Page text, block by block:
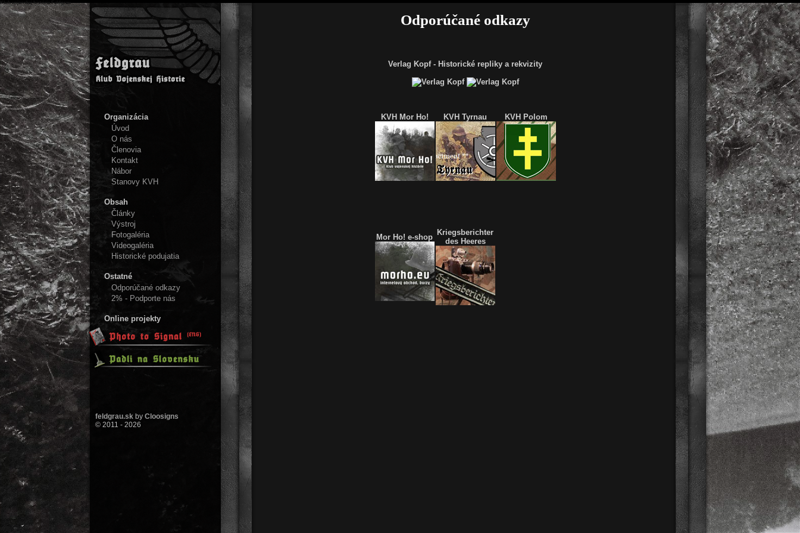
Klub vojenskej histórie Feldgrau
Organizácia
Úvod
O nás
Členovia
Kontakt
Nábor
Stanovy KVH
Obsah
Články
Výstroj
Fotogaléria
Videogaléria
Historické podujatia
Ostatné
Odporúčané odkazy
2% - Podporte nás
Online projekty
feldgrau.sk by Cloosigns
© 2011 - 2026
Odporúčané odkazy
Verlag Kopf - Historické repliky a rekvizity
KVH Mor Ho! KVH Tyrnau KVH Polom
Mor Ho! e-shop
Kriegsberichter
des Heeres